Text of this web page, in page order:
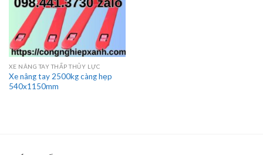
XE NÂNG TAY THẤP THỦY LỰC
Xe nâng tay 2500kg càng hẹp
540x1150mm